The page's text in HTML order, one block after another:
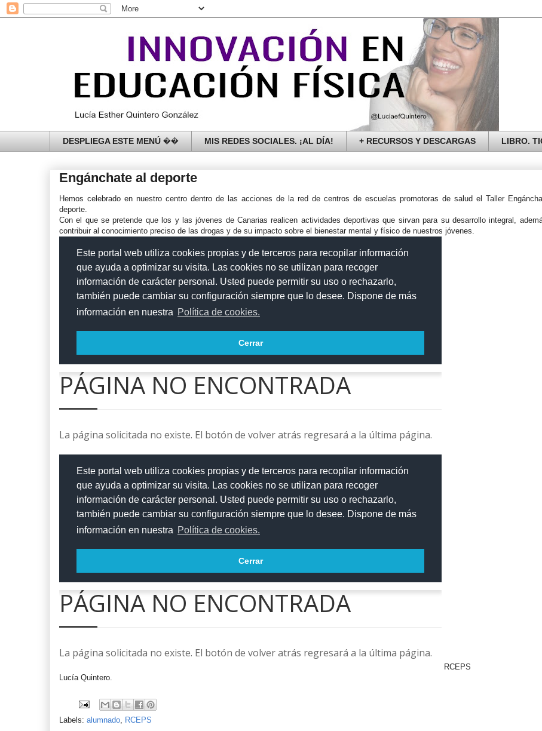
DESPLIEGA ESTE MENÚ �� MIS REDES SOCIALES. ¡AL DÍA! + RECURSOS Y DESCARGAS LIBRO.
Engánchate al deporte
Hemos celebrado en nuestro centro dentro de las acciones de la red de centros de escuelas promotoras de salud el Taller
deporte.
Con el que se pretende que los y las jóvenes de Canarias realicen actividades deportivas que sirvan para su desarrollo integral,
contribuir al conocimiento preciso de las drogas y de su impacto sobre el bienestar mental y físico de nuestros jóvenes.
RCEPS
Lucía Quintero.
Labels: alumnado RCEPS